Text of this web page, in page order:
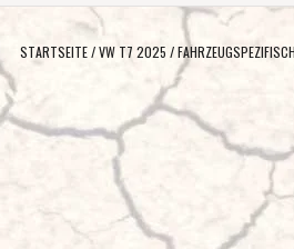
STARTSEITE/VW T7 2025 /